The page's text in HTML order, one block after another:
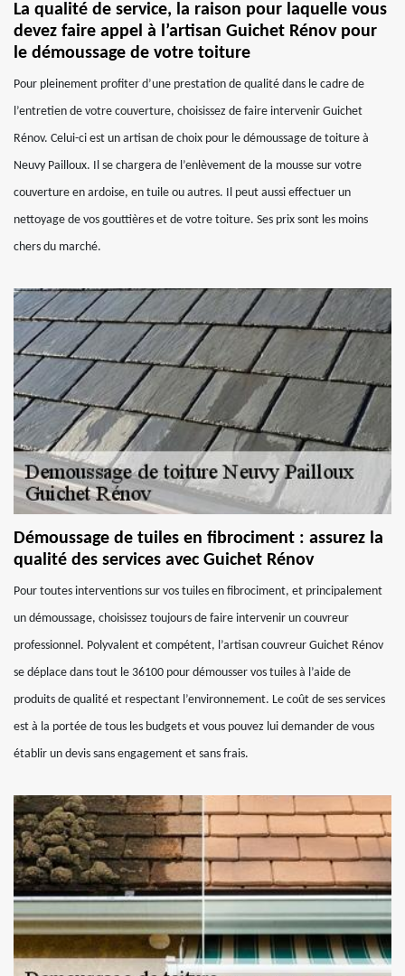
La qualité de service, la raison pour laquelle vous
devez faire appel à l’artisan Guichet Rénov pour
le démoussage de votre toiture
Pour pleinement profiter d’une prestation de qualité dans le cadre de
l’entretien de votre couverture, choisissez de faire intervenir Guichet
Rénov. Celui-ci est un artisan de choix pour le démoussage de toiture à
Neuvy Pailloux. Il se chargera de l’enlèvement de la mousse sur votre
couverture en ardoise, en tuile ou autres. Il peut aussi effectuer un
nettoyage de vos gouttières et de votre toiture. Ses prix sont les moins
chers du marché.
Démoussage de tuiles en fibrociment : assurez la
qualité des services avec Guichet Rénov
Pour toutes interventions sur vos tuiles en fibrociment, et principalement
un démoussage, choisissez toujours de faire intervenir un couvreur
professionnel. Polyvalent et compétent, l’artisan couvreur Guichet Rénov
se déplace dans tout le 36100 pour démousser vos tuiles à l’aide de
produits de qualité et respectant l’environnement. Le coût de ses services
est à la portée de tous les budgets et vous pouvez lui demander de vous
établir un devis sans engagement et sans frais.